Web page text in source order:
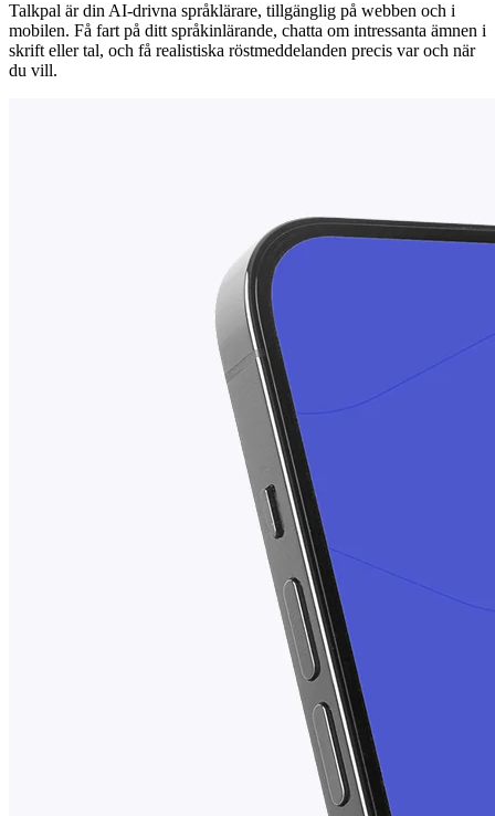
Talkpal är din AI-drivna språklärare, tillgänglig på webben och i
mobilen. Få fart på ditt språkinlärande, chatta om intressanta ämnen i
skrift eller tal, och få realistiska röstmeddelanden precis var och när
du vill.